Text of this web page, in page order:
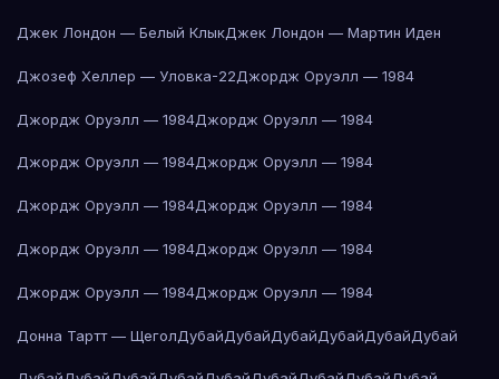
Джек Лондон — Белый КлыкДжек Лондон — Мартин Иден
Джозеф Хеллер — Уловка-22Джордж Оруэлл — 1984
Джордж Оруэлл — 1984Джордж Оруэлл — 1984
Джордж Оруэлл — 1984Джордж Оруэлл — 1984
Джордж Оруэлл — 1984Джордж Оруэлл — 1984
Джордж Оруэлл — 1984Джордж Оруэлл — 1984
Джордж Оруэлл — 1984Джордж Оруэлл — 1984
Донна Тартт — ЩеголДубайДубайДубайДубайДубайДубай